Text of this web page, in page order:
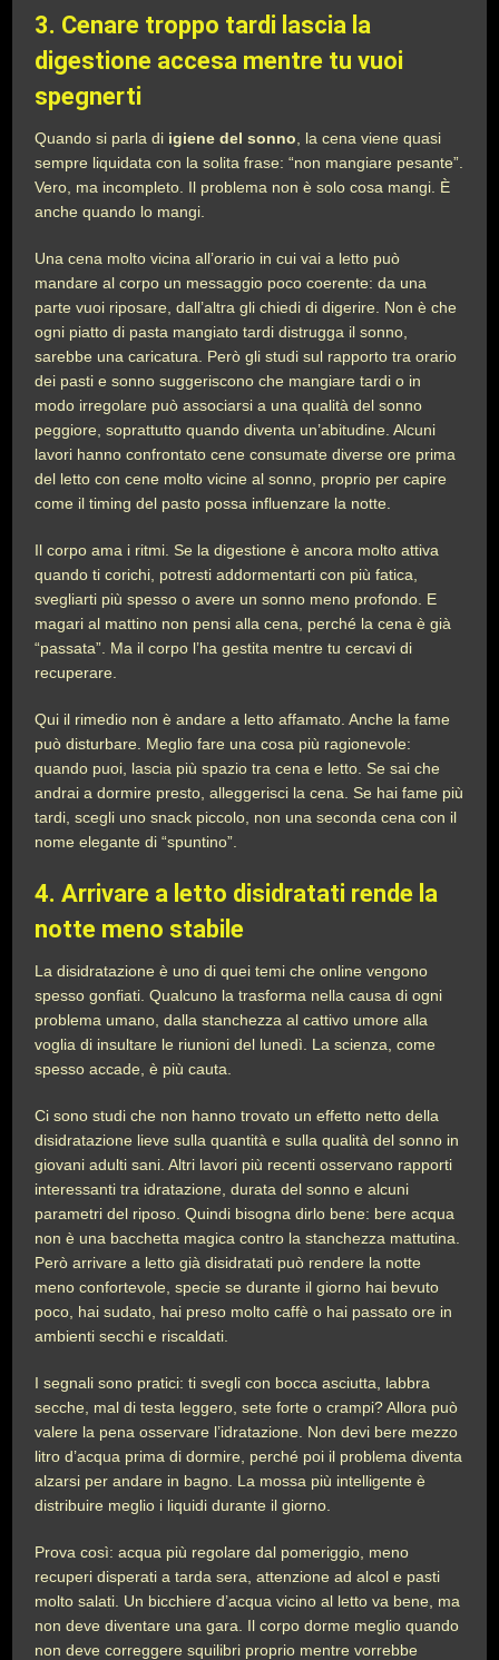
3. Cenare troppo tardi lascia la
digestione accesa mentre tu vuoi
spegnerti
Quando si parla di igiene del sonno , la cena viene quasi
sempre liquidata con la solita frase: “non mangiare pesante”.
Vero, ma incompleto. Il problema non è solo cosa mangi. È
anche quando lo mangi.
Una cena molto vicina all’orario in cui vai a letto può
mandare al corpo un messaggio poco coerente: da una
parte vuoi riposare, dall’altra gli chiedi di digerire. Non è che
ogni piatto di pasta mangiato tardi distrugga il sonno,
sarebbe una caricatura. Però gli studi sul rapporto tra orario
dei pasti e sonno suggeriscono che mangiare tardi o in
modo irregolare può associarsi a una qualità del sonno
peggiore, soprattutto quando diventa un’abitudine. Alcuni
lavori hanno confrontato cene consumate diverse ore prima
del letto con cene molto vicine al sonno, proprio per capire
come il timing del pasto possa influenzare la notte.
Il corpo ama i ritmi. Se la digestione è ancora molto attiva
quando ti corichi, potresti addormentarti con più fatica,
svegliarti più spesso o avere un sonno meno profondo. E
magari al mattino non pensi alla cena, perché la cena è già
“passata”. Ma il corpo l’ha gestita mentre tu cercavi di
recuperare.
Qui il rimedio non è andare a letto affamato. Anche la fame
può disturbare. Meglio fare una cosa più ragionevole:
quando puoi, lascia più spazio tra cena e letto. Se sai che
andrai a dormire presto, alleggerisci la cena. Se hai fame più
tardi, scegli uno snack piccolo, non una seconda cena con il
nome elegante di “spuntino”.
4. Arrivare a letto disidratati rende la
notte meno stabile
La disidratazione è uno di quei temi che online vengono
spesso gonfiati. Qualcuno la trasforma nella causa di ogni
problema umano, dalla stanchezza al cattivo umore alla
voglia di insultare le riunioni del lunedì. La scienza, come
spesso accade, è più cauta.
Ci sono studi che non hanno trovato un effetto netto della
disidratazione lieve sulla quantità e sulla qualità del sonno in
giovani adulti sani. Altri lavori più recenti osservano rapporti
interessanti tra idratazione, durata del sonno e alcuni
parametri del riposo. Quindi bisogna dirlo bene: bere acqua
non è una bacchetta magica contro la stanchezza mattutina.
Però arrivare a letto già disidratati può rendere la notte
meno confortevole, specie se durante il giorno hai bevuto
poco, hai sudato, hai preso molto caffè o hai passato ore in
ambienti secchi e riscaldati.
I segnali sono pratici: ti svegli con bocca asciutta, labbra
secche, mal di testa leggero, sete forte o crampi? Allora può
valere la pena osservare l’idratazione. Non devi bere mezzo
litro d’acqua prima di dormire, perché poi il problema diventa
alzarsi per andare in bagno. La mossa più intelligente è
distribuire meglio i liquidi durante il giorno.
Prova così: acqua più regolare dal pomeriggio, meno
recuperi disperati a tarda sera, attenzione ad alcol e pasti
molto salati. Un bicchiere d’acqua vicino al letto va bene, ma
non deve diventare una gara. Il corpo dorme meglio quando
non deve correggere squilibri proprio mentre vorrebbe